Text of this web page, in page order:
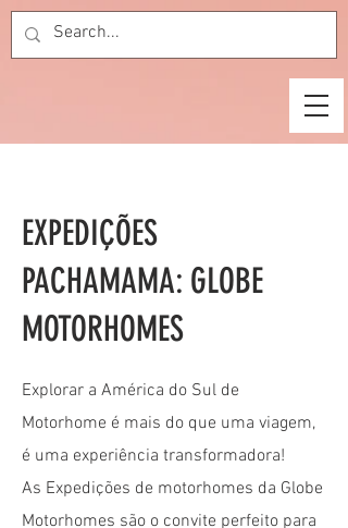
EXPEDIÇÕES
PACHAMAMA: GLOBE
MOTORHOMES
Explorar a América do Sul de
Motorhome é mais do que uma viagem,
é uma experiência transformadora!
As Expedições de motorhomes da Globe
Motorhomes são o convite perfeito para